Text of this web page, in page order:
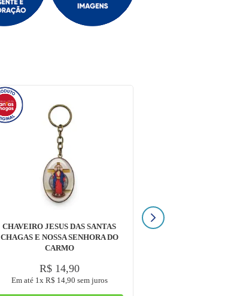
CHAVEIRO JESUS DAS SANTAS
CHAGAS E NOSSA SENHORA DO
CARMO
R$ 14,90
Em até 1 x R$ 14, 90 sem juros